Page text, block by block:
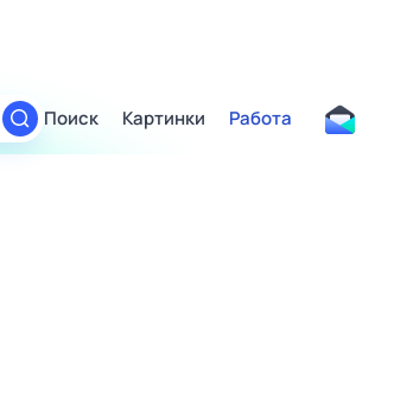
Поиск Картинки Работа